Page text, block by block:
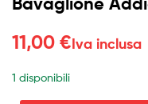
11,00 €Iva inclusa
1 disponibili